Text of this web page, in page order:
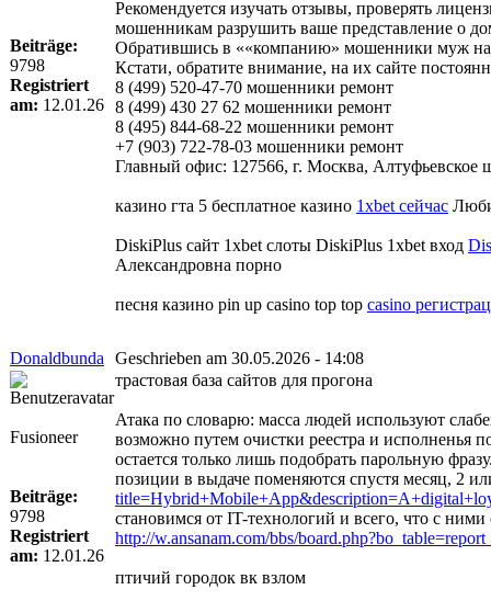
Beiträge:
9798
Registriert
am: 12.01.26
Рекомендуется изучать отзывы, проверять
мошенникам разрушить ваше представление о
Обратившись в ««компанию» мошенники муж на
Кстати, обратите внимание, на их сайте
8 (499) 520-47-70 мошенники ремонт
8 (499) 430 27 62 мошенники ремонт
8 (495) 844-68-22 мошенники ремонт
+7 (903) 722-78-03 мошенники ремонт
Главный офис: 127566, г. Москва, Алтуфьевское
казино гта 5 бесплатное казино 1xbet сейчас
DiskiPlus сайт 1xbet слоты DiskiPlus 1xbet вход
Александровна порно
песня казино pin up casino top top casino
Donaldbunda Geschrieben am 30.05.2026 - 14:08
Fusioneer
Beiträge:
9798
Registriert
am: 12.01.26
трастовая база сайтов для прогона
Атака по словарю: масса людей используют
возможно путем очистки реестра и исполненья
остается только лишь подобрать парольную
позиции в выдаче поменяются спустя месяц, 2
становимся от IT-технологий и всего, что с
http://w.ansanam.com/bbs/
птичий городок вк взлом